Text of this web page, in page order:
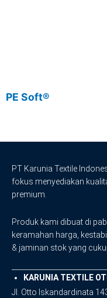
PE Soft®
PT Karunia Textile
fokus menyediakan
premium.
Produk kami dibuat di
keramahan harga,
& jaminan stok yang
KARUNIA TEXTILE
Jl. Otto Iskandardinata